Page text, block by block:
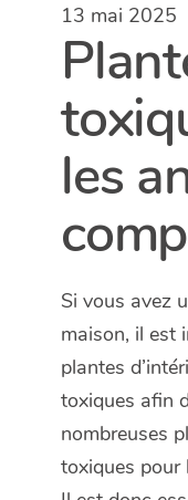
13 mai 2025
les
Si vous avez
maison, il est
plantes
toxiques afin
nombreuses
toxiques pour